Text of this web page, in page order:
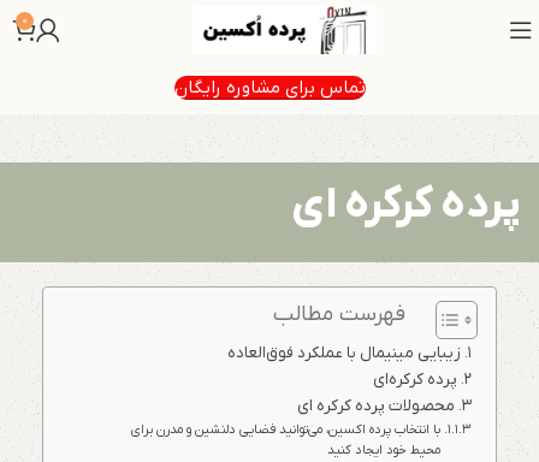
0
تماس برای مشاوره رایگان
پرده کرکره ای
فهرست مطالب
زیبایی مینیمال با عملکرد فوق‌العاده
پرده کرکره‌ای
محصولات پرده کرکره ای
با انتخاب پرده اکسین، می‌توانید فضایی دلنشین و مدرن برای
محیط خود ایجاد کنید